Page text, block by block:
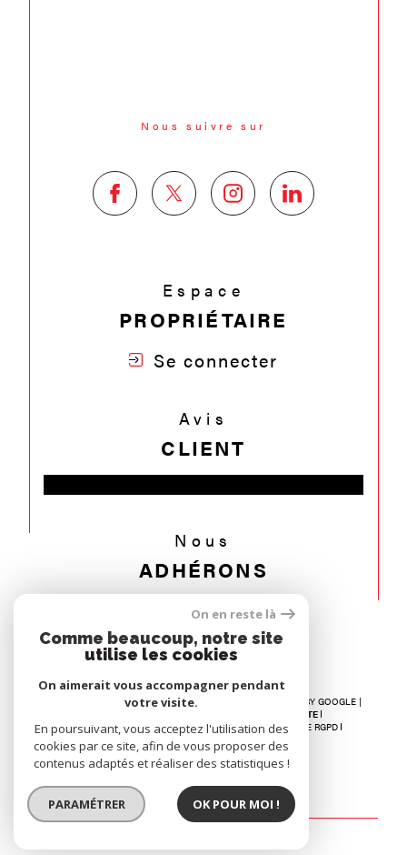
Nous suivre sur
Espace
PROPRIÉTAIRE
Se connecter
Avis
CLIENT
Nous
ADHÉRONS
© 2026 | TOUS DROITS RÉSERVÉS | TRADUCTION POWERED BY GOOGLE |
PLAN DU SITE
MENTIONS LÉGALES
ADMIN NOS LIENS
POLITIQUE RGPD
On en reste là
Comme beaucoup, notre site
utilise les cookies
On aimerait vous accompagner pendant
votre visite.
En poursuivant, vous acceptez l'utilisation des
cookies par ce site, afin de vous proposer des
contenus adaptés et réaliser des statistiques !
PARAMÉTRER OK POUR MOI !